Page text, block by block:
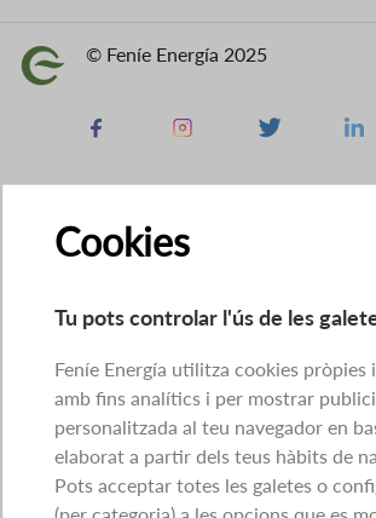
Imatge © Feníe Energía 2025
Facebook Instagram X
Cookies
Tu pots controlar l'ús de les
Feníe Energía utilitza cookies pròpies
amb fins analítics i per mostrar
personalitzada al teu navegador en
elaborat a partir dels teus hàbits de
Pots acceptar totes les galetes o